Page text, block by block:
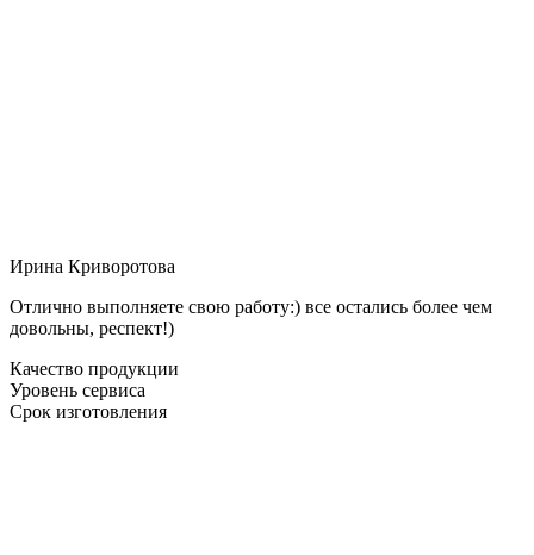
Ирина Криворотова
Отлично выполняете свою работу:) все остались более чем
довольны, респект!)
Качество продукции
Уровень сервиса
Срок изготовления